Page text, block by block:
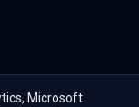
Microsoft